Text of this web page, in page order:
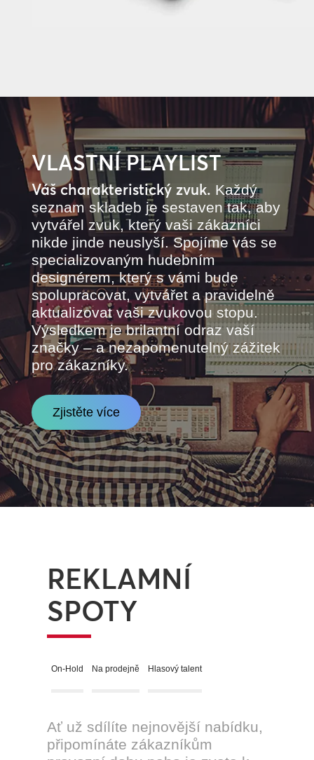
VLASTNÍ PLAYLIST
Váš charakteristický zvuk. Každý
seznam skladeb je sestaven tak, aby
vytvářel zvuk, který vaši zákazníci
nikde jinde neuslyší. Spojíme vás se
specializovaným hudebním
designérem, který s vámi bude
spolupracovat, vytvářet a pravidelně
aktualizovat vaši zvukovou stopu.
Výsledkem je brilantní odraz vaší
značky – a nezapomenutelný zážitek
pro zákazníky.
Zjistěte více
REKLAMNÍ
SPOTY
On-Hold Na prodejně Hlasový talent
Ať už sdílíte nejnovější nabídku,
připomínáte zákazníkům